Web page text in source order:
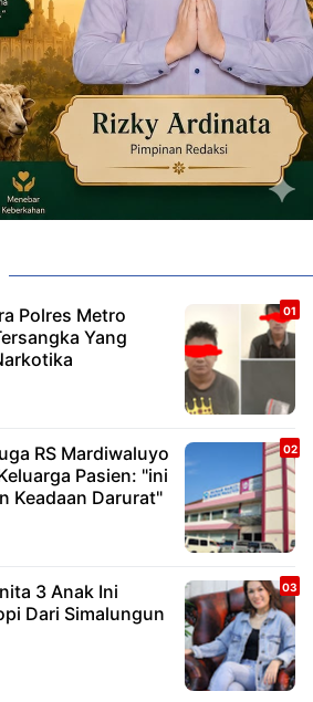
Polres Metro
Yang
RS Mardiwaluyo
Pasien: "ini
Keadaan Darurat"
3 Anak Ini
Dari Simalungun